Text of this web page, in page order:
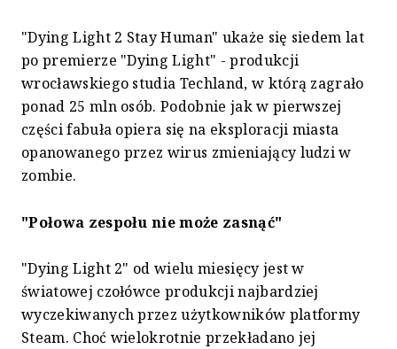
"Dying Light 2 Stay Human" ukaże się siedem lat
po premierze "Dying Light" - produkcji
wrocławskiego studia Techland, w którą zagrało
ponad 25 mln osób. Podobnie jak w pierwszej
części fabuła opiera się na eksploracji miasta
opanowanego przez wirus zmieniający ludzi w
zombie.
"Połowa zespołu nie może zasnąć"
"Dying Light 2" od wielu miesięcy jest w
światowej czołówce produkcji najbardziej
wyczekiwanych przez użytkowników platformy
Steam. Choć wielokrotnie przekładano jej